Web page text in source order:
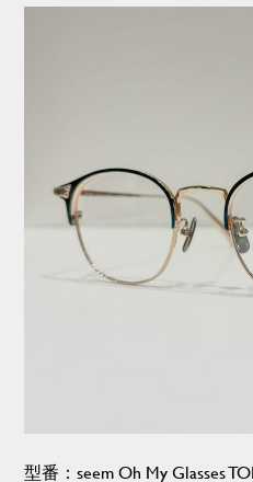
型番：seem Oh My Glasses